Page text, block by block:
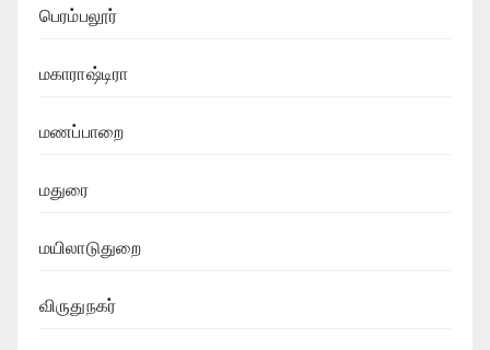
பெரம்பலூர்
மகாராஷ்டிரா
மணப்பாறை
மதுரை
மயிலாடுதுறை
விருதுநகர்